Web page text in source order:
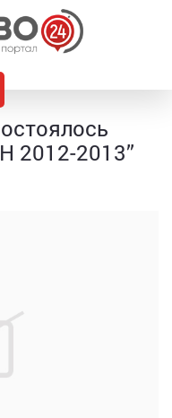
2012-2013”